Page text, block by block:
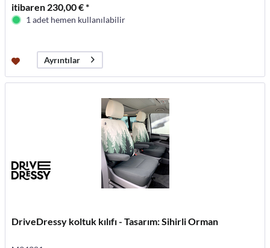
itibaren 230,00 € *
1 adet hemen kullanılabilir
Ayrıntılar
DriveDressy koltuk kılıfı - Tasarım: Sihirli Orman